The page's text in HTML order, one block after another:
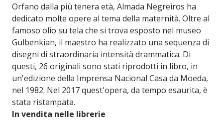
Orfano dalla più tenera età, Almada Negreiros ha
dedicato molte opere al tema della maternità. Oltre al
famoso olio su tela che si trova esposto nel museo
Gulbenkian, il maestro ha realizzato una sequenza di
disegni di straordinaria intensità drammatica. Di
questi, 26 originali sono stati riprodotti in libro, in
un'edizione della Imprensa Nacional Casa da Moeda,
nel 1982. Nel 2017 quest'opera, da tempo esaurita, è
stata ristampata.
In vendita nelle librerie